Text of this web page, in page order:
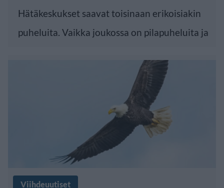
Hätäkeskukset saavat toisinaan erikoisiakin
puheluita. Vaikka joukossa on pilapuheluita ja
Viihdeuutiset